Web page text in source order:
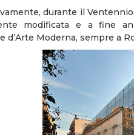
durante il
modificata e a fine
d’Arte Moderna, sempre a